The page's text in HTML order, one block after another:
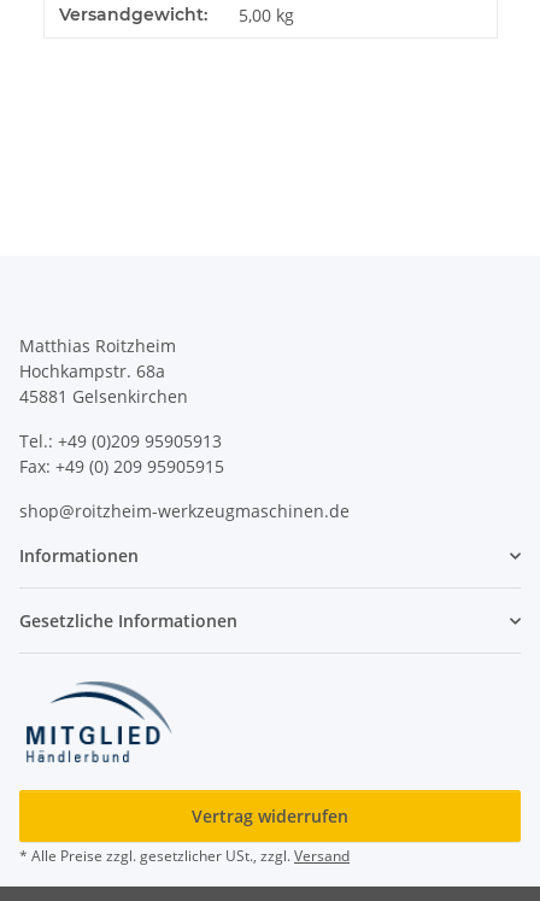
Produkteigenschaft
Wert
Versandgewicht: 5,00 kg
Matthias Roitzheim
Hochkampstr. 68a
45881 Gelsenkirchen
Tel.: +49 (0)209 95905913
Fax: +49 (0) 209 95905915
shop@roitzheim-werkzeugmaschinen.de
Informationen
Gesetzliche Informationen
Vertrag widerrufen
* Alle Preise zzgl. gesetzlicher USt., zzgl.Versand